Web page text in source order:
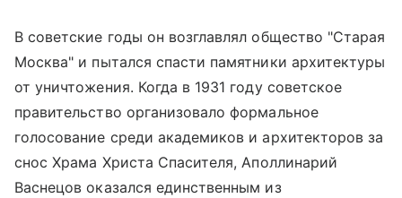
В советские годы он возглавлял общество "Старая
Москва" и пытался спасти памятники архитектуры
от уничтожения. Когда в 1931 году советское
правительство организовало формальное
голосование среди академиков и архитекторов за
сносХрама Христа Спасителя, Аполлинарий
Васнецов оказался единственным из